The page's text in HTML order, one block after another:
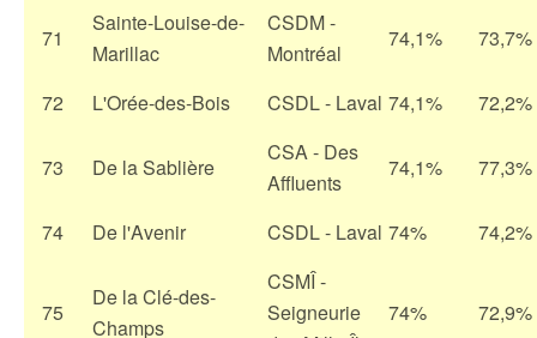
71
Sainte-Louise-de-
Marillac
CSDM -
Montréal
74,1% 73,7%
72 L'Orée-des-Bois CSDL - Laval 74,1% 72,2%
73 De la Sablière
CSA - Des
Affluents
74,1% 77,3%
74 De l'Avenir CSDL - Laval 74% 74,2%
75
De la Clé-des-
Champs
CSMÎ -
Seigneurie
74% 72,9%